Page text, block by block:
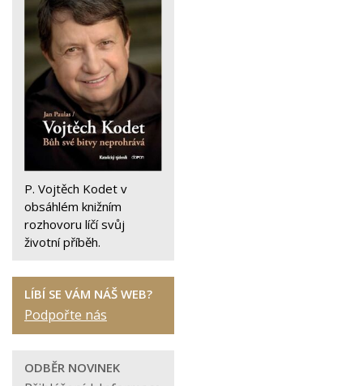
P. Vojtěch Kodet v
obsáhlém knižním
rozhovoru líčí svůj
životní příběh.
LÍBÍ SE VÁM NÁŠ WEB?
Podpořte nás
ODBĚR NOVINEK